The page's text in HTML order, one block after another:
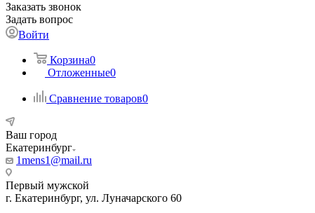
Заказать звонок
Задать вопрос
Войти
Корзина0
Отложенные0
Сравнение товаров0
Ваш город
Екатеринбург
1mens1@mail.ru
Первый мужской
г. Екатеринбург, ул. Луначарского 60